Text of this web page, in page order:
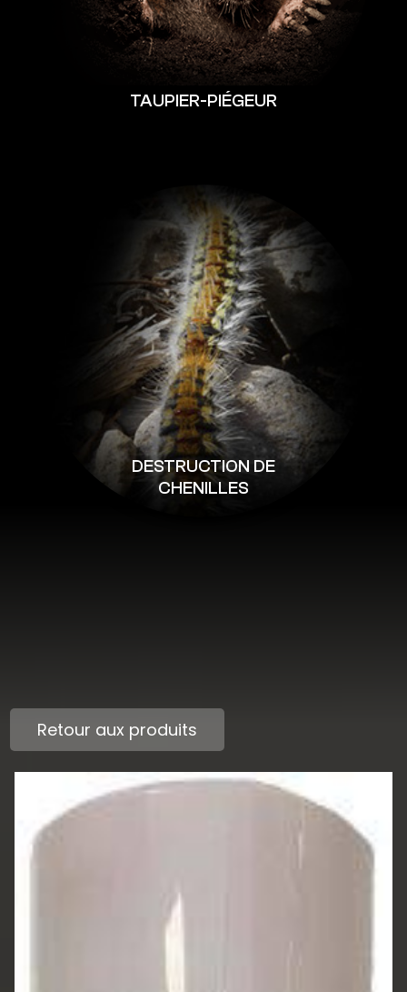
TAUPIER-PIÉGEUR
DESTRUCTION DE
CHENILLES
Retour aux produits